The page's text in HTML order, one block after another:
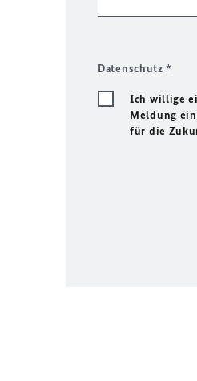
Datenschutz*
Ich willige
Meldung
für die